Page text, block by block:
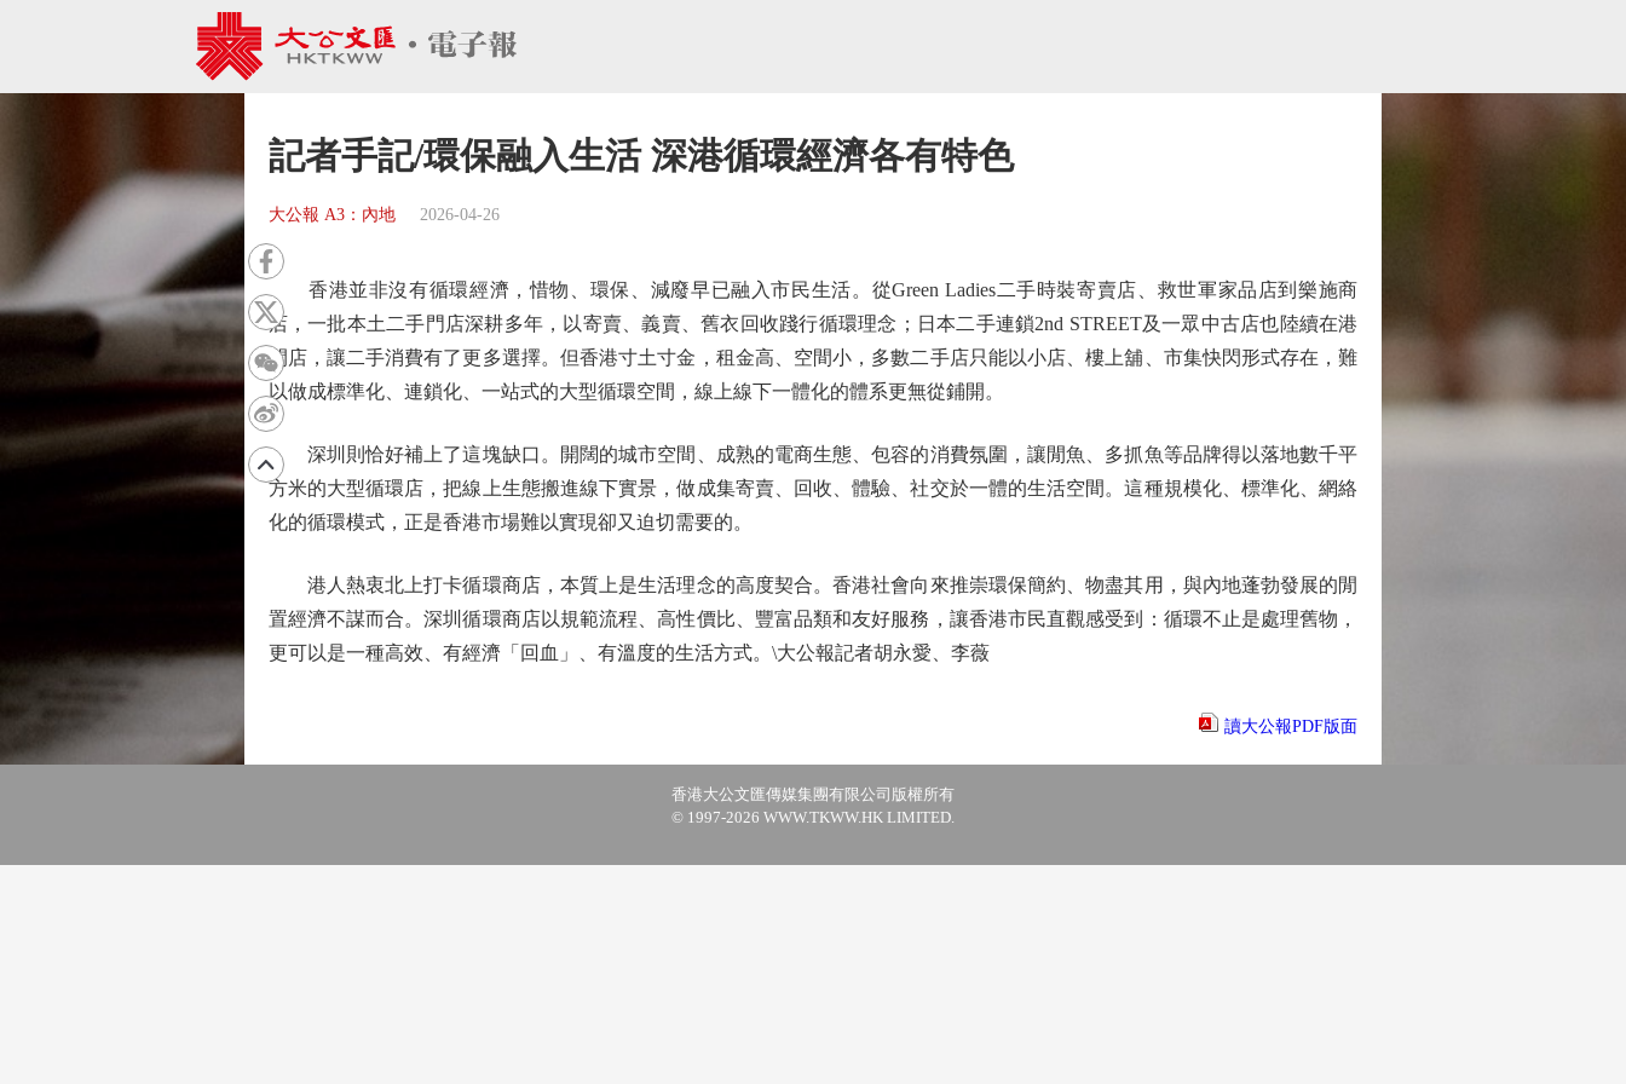
記者手記/環保融入生活 深港循環經濟各有特色
大公報 A3：內地 2026-04-26
香港並非沒有循環經濟，惜物、環保、減廢早已融入市民生活。從Green Ladies二手時裝寄賣店、救世軍家品店到樂施商
店，一批本土二手門店深耕多年，以寄賣、義賣、舊衣回收踐行循環理念；日本二手連鎖2nd STREET及一眾中古店也陸續在港
開店，讓二手消費有了更多選擇。但香港寸土寸金，租金高、空間小，多數二手店只能以小店、樓上舖、市集快閃形式存在，難
以做成標準化、連鎖化、一站式的大型循環空間，線上線下一體化的體系更無從鋪開。
深圳則恰好補上了這塊缺口。開闊的城市空間、成熟的電商生態、包容的消費氛圍，讓閒魚、多抓魚等品牌得以落地數千平
方米的大型循環店，把線上生態搬進線下實景，做成集寄賣、回收、體驗、社交於一體的生活空間。這種規模化、標準化、網絡
化的循環模式，正是香港市場難以實現卻又迫切需要的。
港人熱衷北上打卡循環商店，本質上是生活理念的高度契合。香港社會向來推崇環保簡約、物盡其用，與內地蓬勃發展的閒
置經濟不謀而合。深圳循環商店以規範流程、高性價比、豐富品類和友好服務，讓香港市民直觀感受到：循環不止是處理舊物，
更可以是一種高效、有經濟「回血」、有溫度的生活方式。\大公報記者胡永愛、李薇
讀大公報PDF版面
香港大公文匯傳媒集團有限公司版權所有
© 1997-2026 WWW.TKWW.HK LIMITED.